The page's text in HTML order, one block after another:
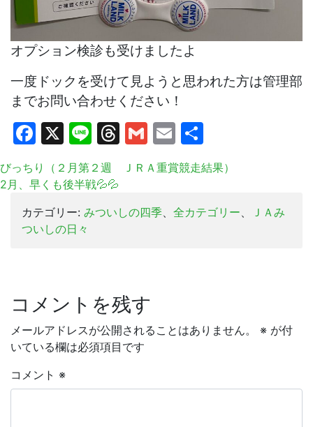
オプション検診も受けましたよ
一度ドックを受けて見ようと思われた方は管理部
までお問い合わせください！
Facebook
X LineThreads
Gmail
Email
有
びっちり（２月第２週 ＪＲＡ重賞競走結果）
2月、早くも後半戦💦💦
カテゴリー: みついしの四季、 全カテゴリー、
ＪＡみ
ついしの日々
コメントを残す
メールアドレスが公開されることはありません。 ※ が付
いている欄は必須項目です
コメント ※